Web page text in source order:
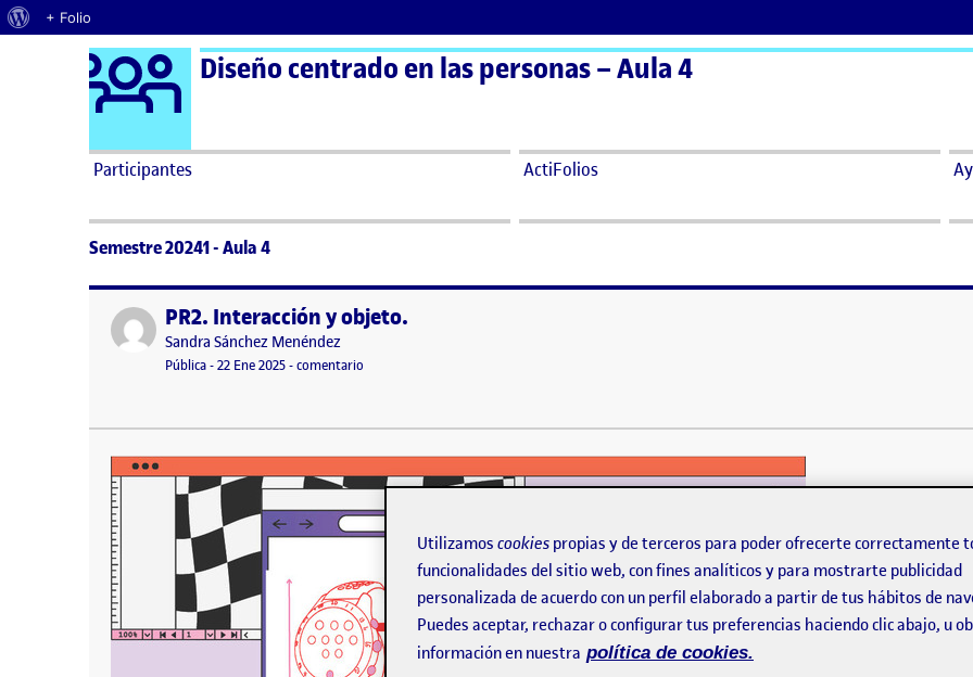
Acerca de WordPress
+ Folio
Saltar al contenido Logo Ágora
Diseño centrado en las personas – Aula 4
Participantes ActiFolios
Semestre 20241 - Aula 4
Publicado porPR2. Interacción y objeto.
Publicado por
Sandra Sánchez Menéndez
Visibilidad:
Pública-Fecha de publicación
22 Ene 202522 enero, 2025 12:01 pm
-comentario
Entrega Practica2 …
Utilizamos cookies propias y de terceros para poder ofrecerte correctamente
funcionalidades del sitio web, con fines analíticos y para mostrarte publicidad
personalizada de acuerdo con un perfil elaborado a partir de tus hábitos de
Puedes aceptar, rechazar o configurar tus preferencias haciendo clic abajo, u
información en nuestra política de cookies.